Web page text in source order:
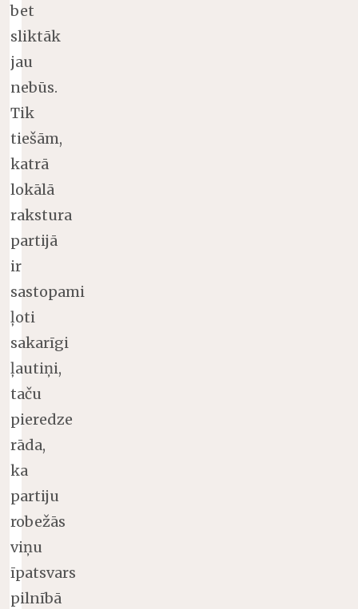
bet
sliktāk
jau
nebūs.
Tik
tiešām,
katrā
lokālā
rakstura
partijā
ir
sastopami
ļoti
sakarīgi
ļautiņi,
taču
pieredze
rāda,
ka
partiju
robežās
viņu
īpatsvars
pilnībā